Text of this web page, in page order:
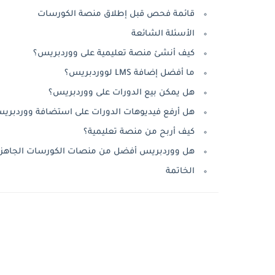
قائمة فحص قبل إطلاق منصة الكورسات
الأسئلة الشائعة
كيف أنشئ منصة تعليمية على ووردبريس؟
ما أفضل إضافة LMS لووردبريس؟
هل يمكن بيع الدورات على ووردبريس؟
هل أرفع فيديوهات الدورات على استضافة
كيف أربح من منصة تعليمية؟
هل ووردبريس أفضل من منصات الكورسات
الخاتمة